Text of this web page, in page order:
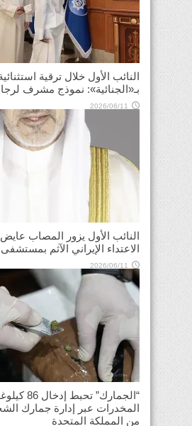
بـ«الجنائية»: نموذج مشرف
2026/06/11
النائب الأول يزور المصاب
الاعتداء الإيراني الآثم بمستشفى
2026/06/11
“الجمارك”
المخدرات عبر إدارة جمارك
من المملكة المتحدة